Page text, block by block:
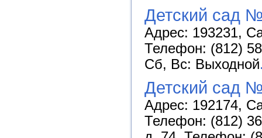
Детский сад
Адрес: 193231,
Телефон: (812)
Сб, Вс: Выходной
Детский сад
Адрес: 192174,
Телефон: (812)